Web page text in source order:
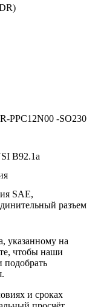
PPC12N00 -SO230
B92.1a
SAE,
разъем
указанному на
чтобы наши
подобрать
и сроках